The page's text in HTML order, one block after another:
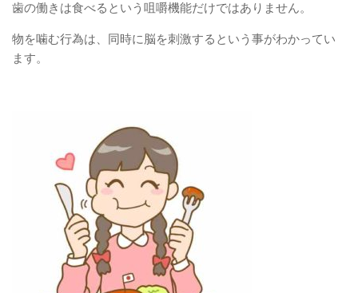
歯の働きは食べるという咀嚼機能だけではありません。
物を噛む行為は、同時に脳を刺激するという事がわかってい
ます。